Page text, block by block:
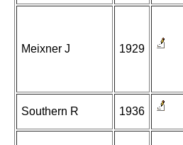
Meixner J 1929
Southern R 1936